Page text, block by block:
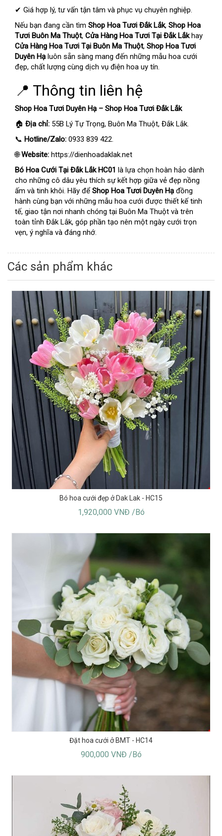
✔ Giá hợp lý, tư vấn tận tâm và phục vụ chuyên nghiệp.
Nếu bạn đang cần tìm Shop Hoa Tươi Đắk Lắk, Shop Hoa
Tươi Buôn Ma Thuột, Cửa Hàng Hoa Tươi Tại Đắk Lắkhay
Cửa Hàng Hoa Tươi Tại Buôn Ma Thuột, Shop Hoa Tươi
Duyên Hạ luôn sẵn sàng mang đến những mẫu hoa cưới
đẹp, chất lượng cùng dịch vụ điện hoa uy tín.
📍 Thông tin liên hệ
Shop Hoa Tươi Duyên Hạ – Shop Hoa Tươi Đắk Lắk
🏠 Địa chỉ: 55B Lý Tự Trọng, Buôn Ma Thuột, Đắk Lắk.
📞 Hotline/Zalo: 0933 839 422.
🌐Website: https://dienhoadaklak.net
Bó Hoa Cưới Tại Đắk Lắk HC01 là lựa chọn hoàn hảo dành
cho những cô dâu yêu thích sự kết hợp giữa vẻ đẹp nồng
ấm và tinh khôi. Hãy để Shop Hoa Tươi Duyên Hạ đồng
hành cùng bạn với những mẫu hoa cưới được thiết kế tinh
tế, giao tận nơi nhanh chóng tại Buôn Ma Thuột và trên
toàn tỉnh Đắk Lắk, góp phần tạo nên một ngày cưới trọn
vẹn, ý nghĩa và đáng nhớ.
Các sản phẩm khác
Bó hoa cưới đẹp ở Dak Lak - HC15
1,920,000 VNĐ /Bó
Đặt hoa cưới ở BMT - HC14
900,000 VNĐ /Bó